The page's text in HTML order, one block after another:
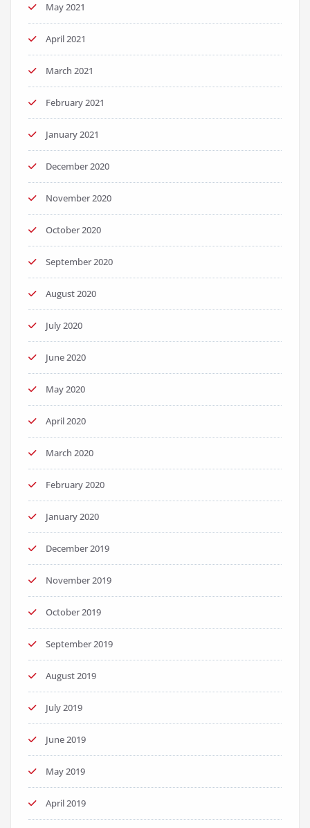
May 2021
April 2021
March 2021
February 2021
January 2021
December 2020
November 2020
October 2020
September 2020
August 2020
July 2020
June 2020
May 2020
April 2020
March 2020
February 2020
January 2020
December 2019
November 2019
October 2019
September 2019
August 2019
July 2019
June 2019
May 2019
April 2019